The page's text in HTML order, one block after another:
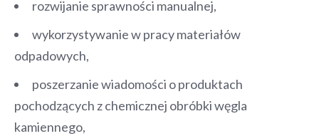
rozwijanie sprawności manualnej,
wykorzystywanie w pracy materiałów
odpadowych,
poszerzanie wiadomości o produktach
pochodzących z chemicznej obróbki węgla
kamiennego,